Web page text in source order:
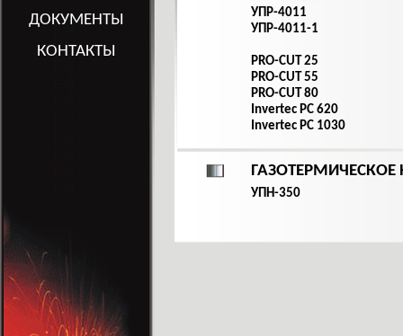
ДОКУМЕНТЫ
КОНТАКТЫ
УПР-4011
УПР-4011-1
PRO-CUT 25
PRO-CUT 55
PRO-CUT 80
Invertec PC 620
Invertec PC 1030
УПН-350